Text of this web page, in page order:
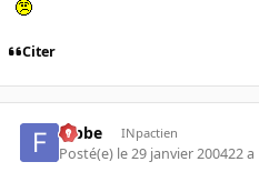
Citer
fabbe INpactien
Posté(e) le 29 janvier 200422 a